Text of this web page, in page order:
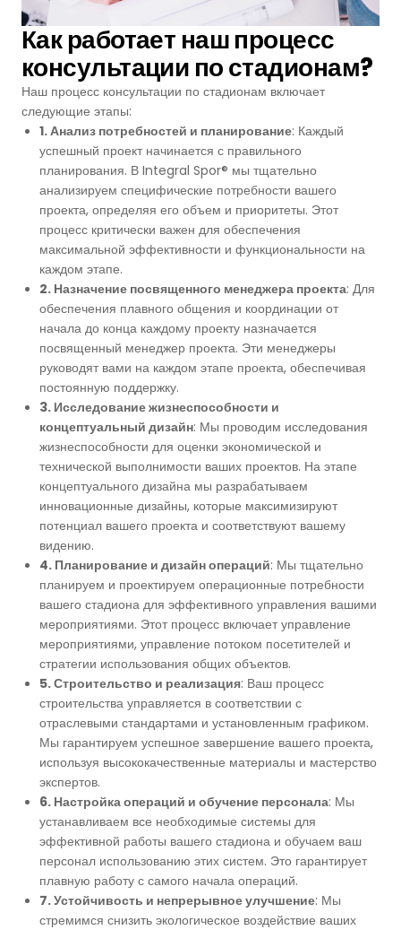
Как работает наш процесс
консультации по стадионам?
Наш процесс консультации по стадионам включает
следующие этапы:
1. Анализ потребностей и планирование: Каждый
успешный проект начинается с правильного
планирования. В Integral Spor® мы тщательно
анализируем специфические потребности вашего
проекта, определяя его объем и приоритеты. Этот
процесс критически важен для обеспечения
максимальной эффективности и функциональности на
каждом этапе.
2. Назначение посвященного менеджера проекта: Для
обеспечения плавного общения и координации от
начала до конца каждому проекту назначается
посвященный менеджер проекта. Эти менеджеры
руководят вами на каждом этапе проекта, обеспечивая
постоянную поддержку.
3. Исследование жизнеспособности и
концептуальный дизайн: Мы проводим исследования
жизнеспособности для оценки экономической и
технической выполнимости ваших проектов. На этапе
концептуального дизайна мы разрабатываем
инновационные дизайны, которые максимизируют
потенциал вашего проекта и соответствуют вашему
видению.
4. Планирование и дизайн операций: Мы тщательно
планируем и проектируем операционные потребности
вашего стадиона для эффективного управления вашими
мероприятиями. Этот процесс включает управление
мероприятиями, управление потоком посетителей и
стратегии использования общих объектов.
5. Строительство и реализация: Ваш процесс
строительства управляется в соответствии с
отраслевыми стандартами и установленным графиком.
Мы гарантируем успешное завершение вашего проекта,
используя высококачественные материалы и мастерство
экспертов.
6. Настройка операций и обучение персонала: Мы
устанавливаем все необходимые системы для
эффективной работы вашего стадиона и обучаем ваш
персонал использованию этих систем. Это гарантирует
плавную работу с самого начала операций.
7. Устойчивость и непрерывное улучшение: Мы
стремимся снизить экологическое воздействие ваших